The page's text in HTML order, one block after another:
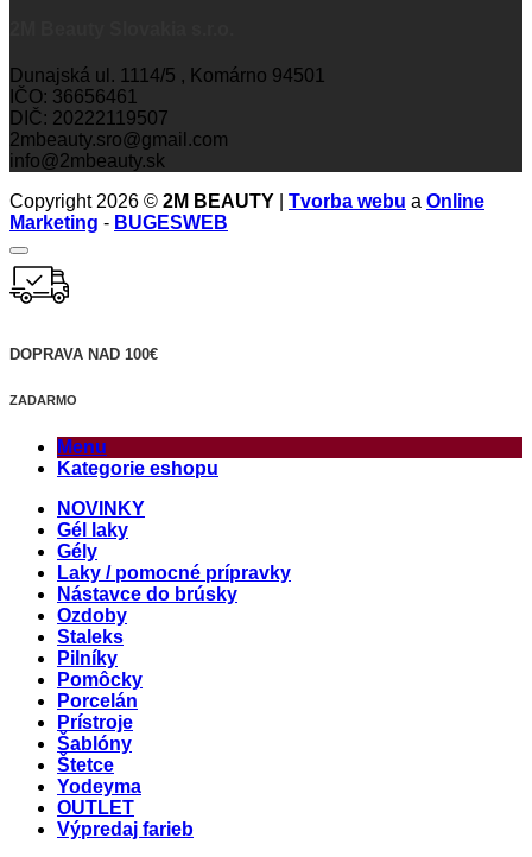
Dunajská ul. 1114/5 , Komárno 94501
IČO: 36656461
DIČ: 20222119507
2mbeauty.sro@gmail.com
info@2mbeauty.sk
Copyright 2026 © 2M BEAUTY Tvorba webu a Online
Marketing - BUGESWEB
DOPRAVA NAD 100€
ZADARMO
Menu
Kategorie eshopu
NOVINKY
Gél laky
Gély
Laky / pomocné prípravky
Nástavce do brúsky
Ozdoby
Staleks
Pilníky
Pomôcky
Porcelán
Prístroje
Šablóny
Štetce
Yodeyma
OUTLET
Výpredaj farieb